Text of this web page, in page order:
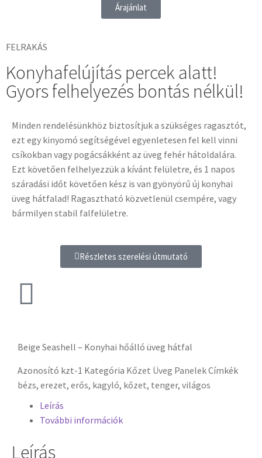
Árajánlat
FELRAKÁS
Konyhafelújítás percek alatt!
Gyors felhelyezés bontás nélkül!
Minden rendelésünkhöz biztosítjuk a szükséges ragasztót,
ezt egy kinyomó segítségével egyenletesen fel kell vinni
csíkokban vagy pogácsákként az üveg fehér hátoldalára.
Ezt követően felhelyezzük a kívánt felületre, és 1 napos
száradási időt követően kész is van gyönyörű új konyhai
üveg hátfalad! Ragasztható közvetlenül csempére, vagy
bármilyen stabil falfelületre.
Részletes szerelési útmutató
Beige Seashell – Konyhai hőálló üveg hátfal
Azonosító kzt-1 Kategória Kőzet Üveg PanelekCímkék
bézs, erezet, erős, kagyló, kőzet, tenger, világos
Leírás
További információk
Leírás